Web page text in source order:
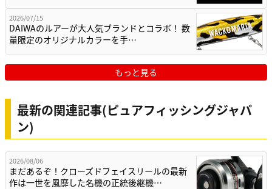
2026/07/15
DAIWAのルアーが大人気ブランドとコラボ！ 数
量限定のオリジナルカラーを手…
もっと見る
最新の関連記事(ピュアフィッシングジャパ
ン)
2026/08/06
まだあるぞ！クローズドフェイスリールの最新
作は一世を風靡した名機の正統後継機…